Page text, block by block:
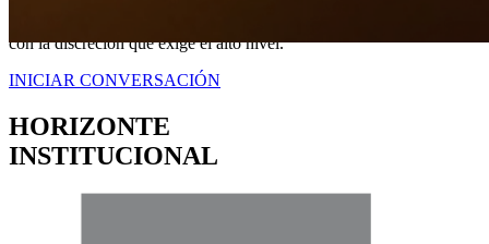
con la discreción que exige el alto nivel.
INICIAR CONVERSACIÓN
HORIZONTE
INSTITUCIONAL